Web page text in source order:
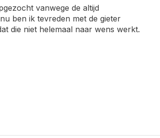
vanwege de altijd
ben ik tevreden met de gieter
die niet helemaal naar wens werkt.